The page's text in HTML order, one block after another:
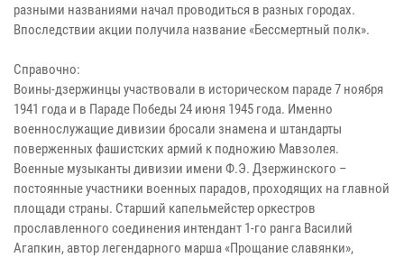
разными названиями начал проводиться в разных городах.
Впоследствии акции получила название «Бессмертный полк».
Справочно:
Воины-дзержинцы участвовали в историческом параде 7 ноября
1941 года и в Параде Победы 24 июня 1945 года. Именно
военнослужащие дивизии бросали знамена и штандарты
поверженных фашистских армий к подножию Мавзолея.
Военные музыканты дивизии имени Ф.Э. Дзержинского –
постоянные участники военных парадов, проходящих на главной
площади страны. Старший капельмейстер оркестров
прославленного соединения интендант 1-го ранга Василий
Агапкин, автор легендарного марша «Прощание славянки»,